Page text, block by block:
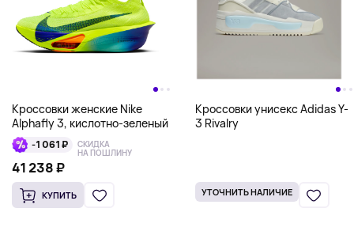
Кроссовки женские Nike
Alphafly 3, кислотно-зеленый
-1 061 ₽ СКИДКА
НА ПОШЛИНУ
41 238 ₽
КУПИТЬ
Кроссовки унисекс Adidas Y-
3 Rivalry
УТОЧНИТЬ НАЛИЧИЕ